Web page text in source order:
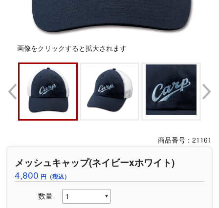
画像をクリックすると拡大されます
商品番号：21161
メッシュキャップ(ネイビーxホワイト)
4,800 円（税込）
数量